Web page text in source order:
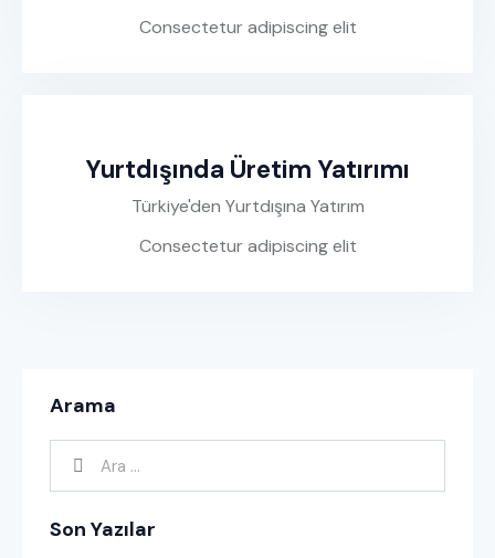
Consectetur adipiscing elit
Yurtdışında Üretim Yatırımı
Türkiye'den Yurtdışına Yatırım
Consectetur adipiscing elit
Arama
Son Yazılar